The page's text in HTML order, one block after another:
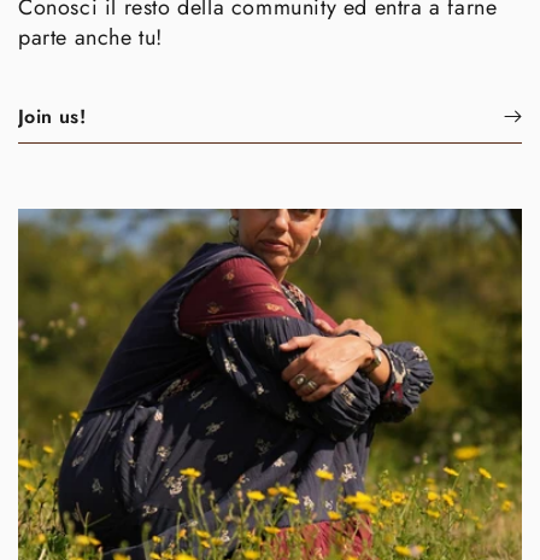
Conosci il resto della community ed entra a farne
parte anche tu!
Join us!